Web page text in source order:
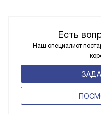
Есть
Наш специалист